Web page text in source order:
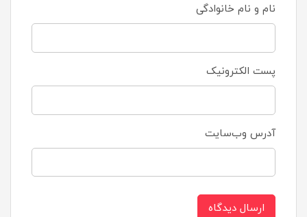
نام و نام خانوادگی
پست الکترونیک
آدرس وب‌سایت
ارسال دیدگاه